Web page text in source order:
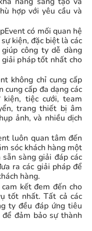
hợp với yêu cầu và
có mối quan hệ
kiện, đặc biệt là các
công ty dễ dàng
pháp tốt nhất cho
không chỉ cung cấp
cung cấp đa dạng các
tiệc cưới, team
trang thiết bị âm
ảnh, và nhiều dịch
luôn quan tâm đến
sóc khách hàng một
sàng giải đáp các
ra các giải pháp để
hàng.
kết đem đến cho
tốt nhất. Tất cả các
ty đều đáp ứng tiêu
đảm bảo sự thành